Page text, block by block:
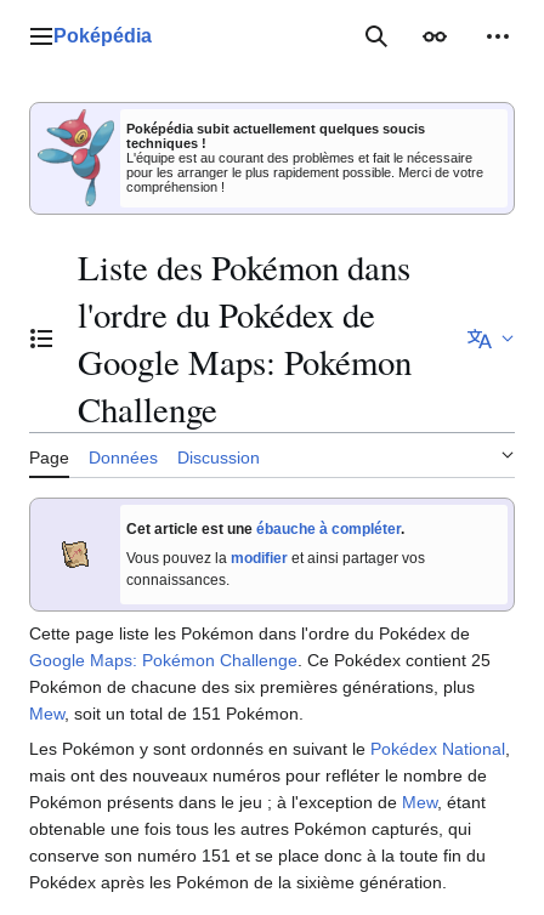
Menu principal
Poképédia RechercherApparence
Poképédia subit actuellement quelques soucis
techniques !
L'équipe est au courant des problèmes et fait le nécessaire
pour les arranger le plus rapidement possible. Merci de votre
compréhension !
Basculer la table des matières
Liste des Pokémon dans
l'ordre du Pokédex de
Google Maps: Pokémon
Challenge
Page Données Discussion
Cet article est une ébauche à compléter.
Vous pouvez la modifier et ainsi partager vos
connaissances.
Cette page liste les Pokémon dans l'ordre du Pokédex de
Google Maps: Pokémon Challenge . Ce Pokédex contient 25
Pokémon de chacune des six premières générations, plus
Mew, soit un total de 151 Pokémon.
Les Pokémon y sont ordonnés en suivant le Pokédex National
mais ont des nouveaux numéros pour refléter le nombre de
Pokémon présents dans le jeu ; à l'exception de Mew, étant
obtenable une fois tous les autres Pokémon capturés, qui
conserve son numéro 151 et se place donc à la toute fin du
Pokédex après les Pokémon de la sixième génération.